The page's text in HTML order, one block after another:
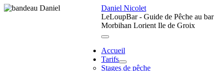
Daniel Nicolet
LeLoupBar - Guide de Pêche au bar
Morbihan Lorient Ile de Groix
Accueil
Tarifs
Stages de pêche